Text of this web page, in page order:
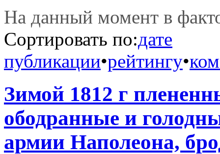
На данный момент в
Сортировать по:дате
публикации•рейтингу•
Зимой 1812 г
ободранные и
армии Наполеона,